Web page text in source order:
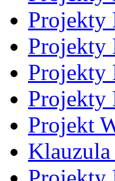
Projekty
Projekty
Projekty
Projekty
Projekt